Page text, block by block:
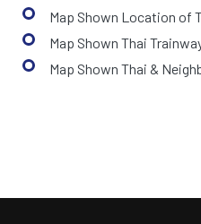
Map Shown Location of
Map Shown Thai
Map Shown Thai &